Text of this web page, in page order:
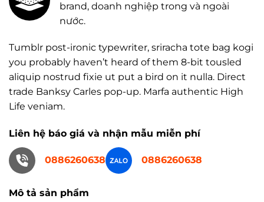
brand, doanh nghiệp trong và ngoài
nước.
Tumblr post-ironic typewriter, sriracha tote bag kogi
you probably haven’t heard of them 8-bit tousled
aliquip nostrud fixie ut put a bird on it nulla. Direct
trade Banksy Carles pop-up. Marfa authentic High
Life veniam.
Liên hệ báo giá và nhận mẫu miễn phí
0886260638 0886260638
Mô tả sản phẩm